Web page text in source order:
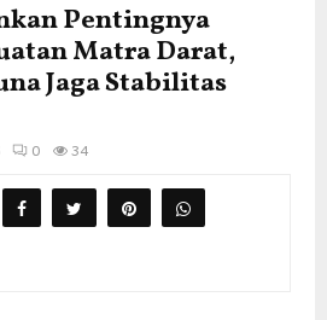
Pentingnya
Matra Darat,
Jaga Stabilitas
0 34